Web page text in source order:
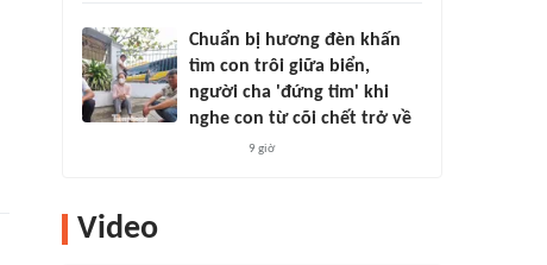
Chuẩn bị hương đèn khấn
tìm con trôi giữa biển,
người cha 'đứng tim' khi
nghe con từ cõi chết trở về
9 giờ
Video